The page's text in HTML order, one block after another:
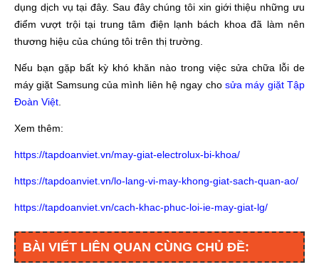
dụng dịch vụ tại đây. Sau đây chúng tôi xin giới thiệu những ưu
điểm vượt trội tại trung tâm điện lạnh bách khoa đã làm nên
thương hiệu của chúng tôi trên thị trường.
Nếu bạn gặp bất kỳ khó khăn nào trong việc sửa chữa lỗi de
máy giặt Samsung của mình liên hệ ngay cho sửa máy giặt Tập
Đoàn Việt
Xem thêm:
https://tapdoanviet.vn/may-giat-electrolux-bi-khoa/
https://tapdoanviet.vn/lo-lang-vi-may-khong-giat-sach-quan-ao/
https://tapdoanviet.vn/cach-khac-phuc-loi-ie-may-giat-lg/
BÀI VIẾT LIÊN QUAN CÙNG CHỦ ĐỀ: